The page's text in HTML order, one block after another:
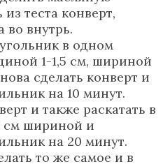
теста конверт,
во внутрь.
в одном
1-1,5 см, шириной
сделать конверт и
на 10 минут.
и также раскатать в
см шириной и
на 20 минут.
то же самое и в